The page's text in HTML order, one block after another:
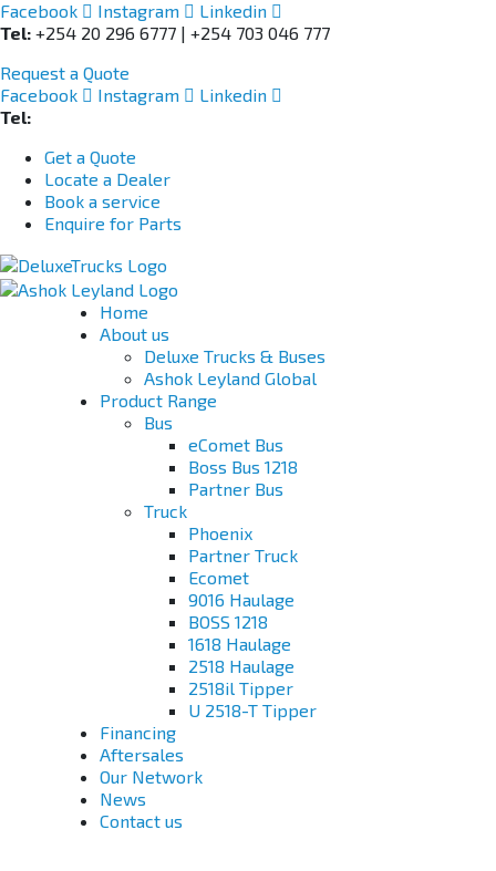
Facebook Instagram
Linkedin
Tel: +254 20 296 6777 | +254 703 046 777
Request a Quote
Facebook
Instagram
Linkedin
Tel:
Get a Quote
Locate a Dealer
Book a service
Enquire for Parts
Home
About us
Deluxe Trucks & Buses
Ashok Leyland Global
Product Range
Bus
eComet Bus
Boss Bus 1218
Partner Bus
Truck
Phoenix
Partner Truck
Ecomet
9016 Haulage
BOSS 1218
1618 Haulage
2518 Haulage
2518il Tipper
U 2518-T Tipper
Financing
Aftersales
Our Network
News
Contact us